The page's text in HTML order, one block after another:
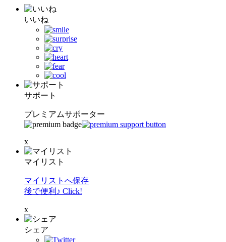
いいね
サポート
プレミアムサポーター
x
マイリスト
マイリストへ保存
後で便利♪ Click!
x
シェア